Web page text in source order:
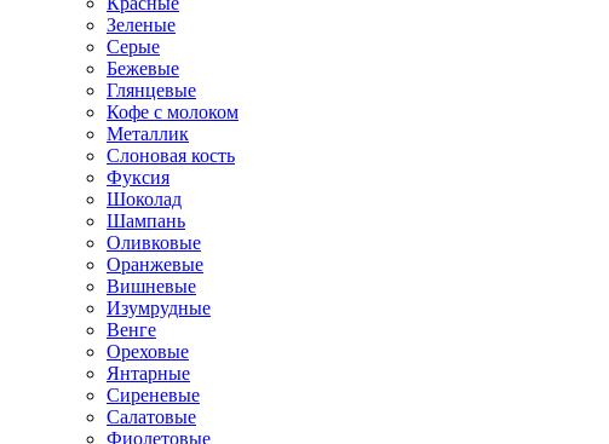
Зеленые
Серые
Бежевые
Глянцевые
Кофе с молоком
Металлик
Слоновая кость
Фуксия
Шоколад
Шампань
Оливковые
Оранжевые
Вишневые
Изумрудные
Венге
Ореховые
Янтарные
Сиреневые
Салатовые
Фиолетовые